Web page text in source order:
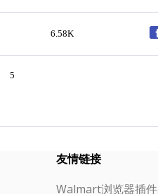
6.58K
5
友情链接
Walmart浏览器插件